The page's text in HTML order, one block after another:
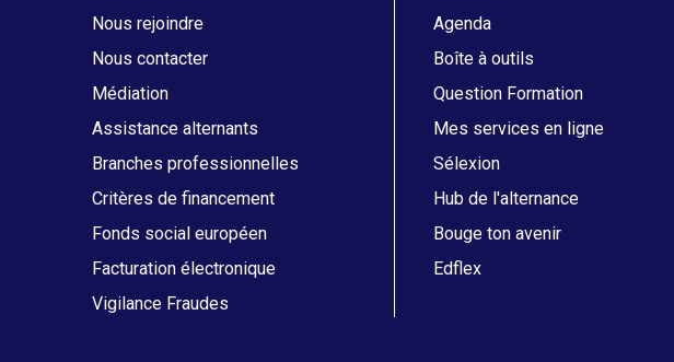
Nous rejoindre
Nous contacter
Médiation
Assistance alternants
Branches professionnelles
Critères de financement
Fonds social européen
Facturation électronique
Vigilance Fraudes
Agenda
Boîte à outils
Question Formation
Mes services en ligne
Sélexion
Hub de l'alternance
Bouge ton avenir
Edflex